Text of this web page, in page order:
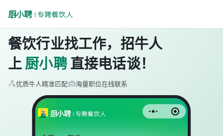
餐饮行业找工作，招牛人
上 厨小聘 直接电话谈！
优质牛人精准匹配 海量职位在线联系